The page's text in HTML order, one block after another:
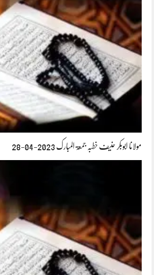
مولانا ابوبکر حنیف خطبہ جمعۃ المبارک 2023-04-28